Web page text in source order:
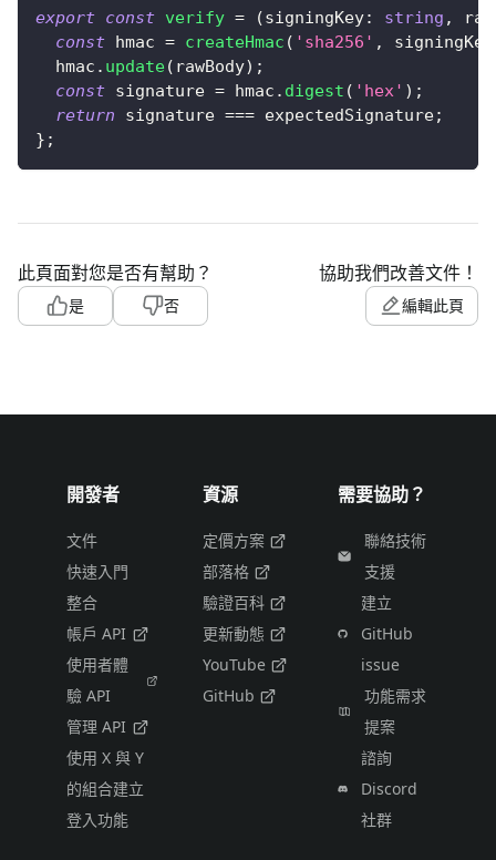
export const verify = (signingKey: string ,
const hmac = createHmac ( 'sha256' , signingKey
  hmac
. update( rawBody) ;
const signature = hmac . digest ( 'hex' ) ;
return signature === expectedSignature;
} ;
此頁面對您是否有幫助？
是 否
協助我們改善文件！
編輯此頁
開發者
文件
快速入門
整合
帳戶 API
使用者體
驗 API
管理 API
使用 X 與 Y
的組合建立
登入功能
資源
定價方案
部落格
驗證百科
更新動態
YouTube
GitHub
需要協助？
聯絡技術
支援
建立
GitHub
issue
功能需求
提案
諮詢
Discord
社群